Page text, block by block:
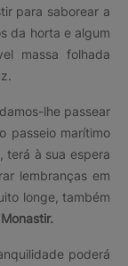
para saborear a
da horta e algum
massa folhada
lhe passear
passeio marítimo
terá à sua espera
lembranças em
longe, também
poderá